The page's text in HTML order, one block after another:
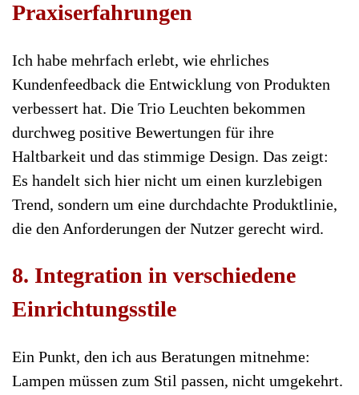
Praxiserfahrungen
Ich habe mehrfach erlebt, wie ehrliches
Kundenfeedback die Entwicklung von Produkten
verbessert hat. Die Trio Leuchten bekommen
durchweg positive Bewertungen für ihre
Haltbarkeit und das stimmige Design. Das zeigt:
Es handelt sich hier nicht um einen kurzlebigen
Trend, sondern um eine durchdachte Produktlinie,
die den Anforderungen der Nutzer gerecht wird.
8. Integration in verschiedene
Einrichtungsstile
Ein Punkt, den ich aus Beratungen mitnehme:
Lampen müssen zum Stil passen, nicht umgekehrt.